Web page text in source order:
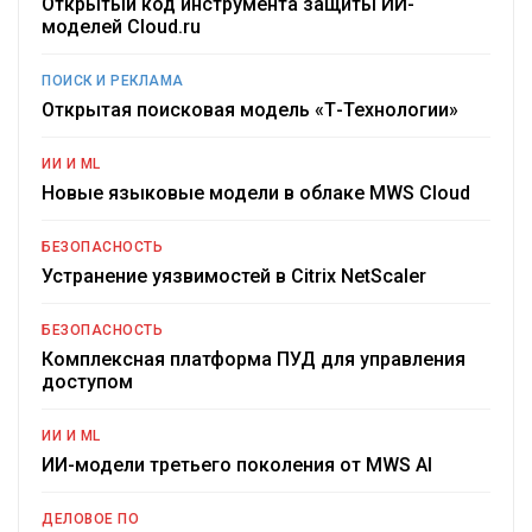
моделей Cloud.ru
ПОИСК И РЕКЛАМА
Открытая поисковая модель «Т-Технологии»
ИИ И ML
Новые языковые модели в облаке MWS Cloud
БЕЗОПАСНОСТЬ
Устранение уязвимостей в Citrix NetScaler
БЕЗОПАСНОСТЬ
Комплексная платформа ПУД для управления
доступом
ИИ И ML
ИИ-модели третьего поколения от MWS AI
ДЕЛОВОЕ ПО